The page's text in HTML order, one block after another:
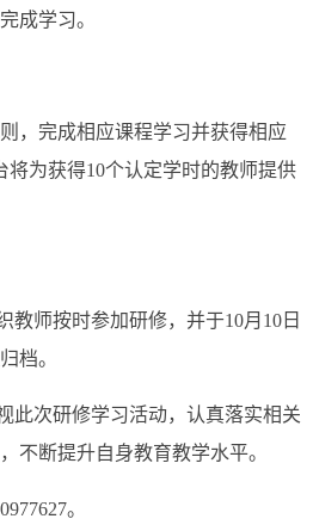
成学习。
，完成相应课程学习并获得相应
将为获得10个认定学时的教师提供
教师按时参加研修，并于10月10日
档。
此次研修学习活动，认真落实相关
不断提升自身教育教学水平。
。